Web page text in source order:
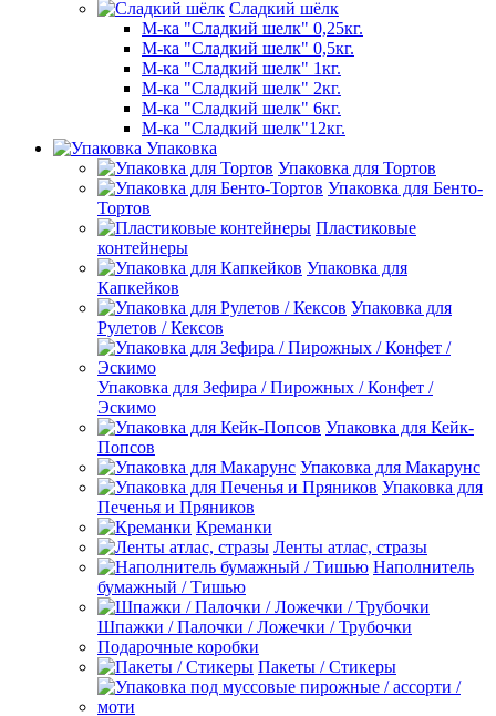
Сладкий шёлк
М-ка "Сладкий шелк" 0,25кг.
М-ка "Сладкий шелк" 0,5кг.
М-ка "Сладкий шелк" 1кг.
М-ка "Сладкий шелк" 2кг.
М-ка "Сладкий шелк" 6кг.
М-ка "Сладкий шелк"12кг.
Упаковка
Упаковка для Тортов
Упаковка для Бенто-
Тортов
Пластиковые
контейнеры
Упаковка для
Капкейков
Упаковка для
Рулетов / Кексов
Упаковка для Зефира / Пирожных / Конфет /
Эскимо
Упаковка для Кейк-
Попсов
Упаковка для Макарунс
Упаковка для
Печенья и Пряников
Креманки
Ленты атлас, стразы
Наполнитель
бумажный / Тишью
Шпажки / Палочки / Ложечки / Трубочки
Подарочные коробки
Пакеты / Стикеры